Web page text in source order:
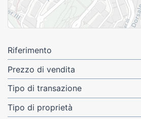
Riferimento
Prezzo di vendita
Tipo di transazione
Tipo di proprietà